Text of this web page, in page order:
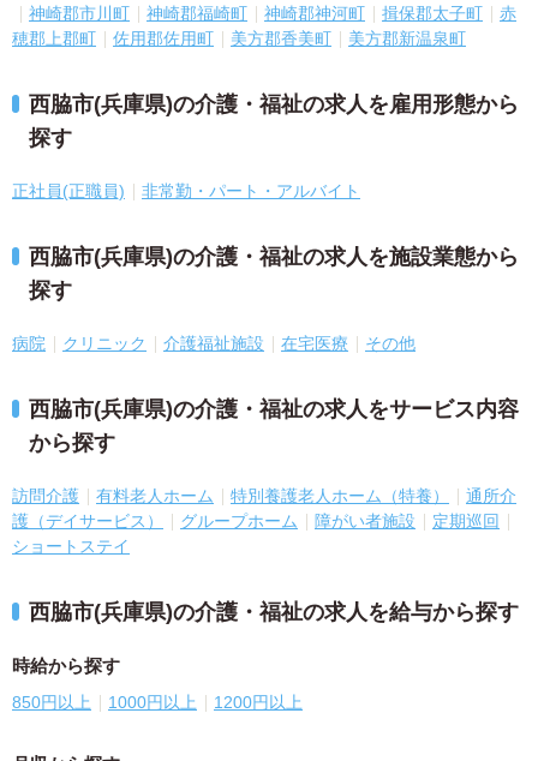
神崎郡市川町
神崎郡福崎町 神崎郡神河町 揖保郡太子町
赤
穂郡上郡町
佐用郡佐用町 美方郡香美町 美方郡新温泉町
西脇市(兵庫県)の介護・福祉の求人を雇用形態から
探す
正社員(正職員) 非常勤・パート・アルバイト
西脇市(兵庫県)の介護・福祉の求人を施設業態から
探す
病院 クリニック 介護福祉施設 在宅医療 その他
西脇市(兵庫県)の介護・福祉の求人をサービス内容
から探す
訪問介護 有料老人ホーム 特別養護老人ホーム（特養）
通所介
護（デイサービス）
グループホーム 障がい者施設
定期巡回
ショートステイ
西脇市(兵庫県)の介護・福祉の求人を給与から探す
時給から探す
850円以上 1000円以上 1200円以上